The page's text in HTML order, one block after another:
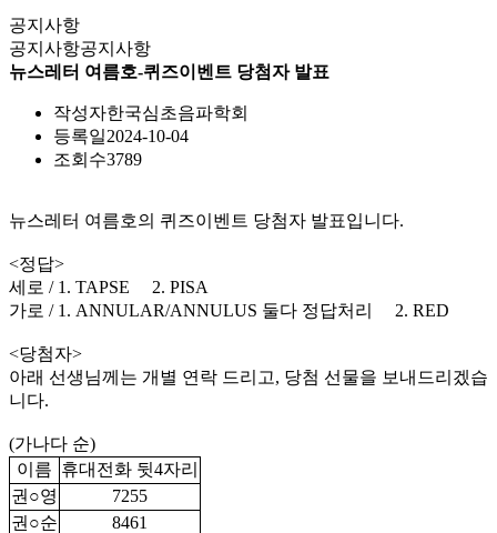
공지사항
공지사항공지사항
뉴스레터 여름호-퀴즈이벤트 당첨자 발표
작성자한국심초음파학회
등록일2024-10-04
조회수3789
뉴스레터 여름호의 퀴즈이벤트 당첨자 발표입니다.
<정답>
세로 / 1. TAPSE 2. PISA
가로 / 1. ANNULAR/ANNULUS 둘다 정답처리 2. RED
<당첨자>
아래 선생님께는 개별 연락 드리고, 당첨 선물을 보내드리겠습
니다.
(가나다 순)
이름 휴대전화 뒷4자리
권○영
7255
권○순
8461